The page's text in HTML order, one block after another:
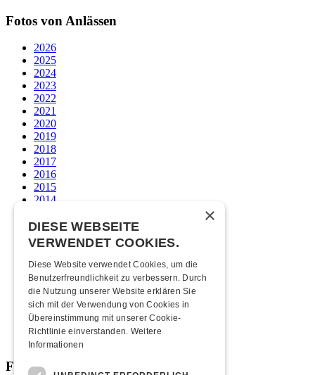
Fotos von Anlässen
2026
2025
2024
2023
2022
2021
2020
2019
2018
2017
2016
2015
2014
2012
2011
2010
2009
2008
2007
2006
2005
2004
2003
Fabrikgeflüster
×
DIESE WEBSEITE
VERWENDET COOKIES.
Diese Website verwendet Cookies, um die
Benutzerfreundlichkeit zu verbessern. Durch
die Nutzung unserer Website erklären Sie
sich mit der Verwendung von Cookies in
Übereinstimmung mit unserer Cookie-
Richtlinie einverstanden. Weitere
Informationen